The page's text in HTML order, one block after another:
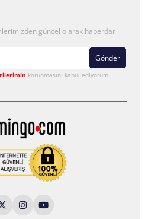
güncel olarak haberdar
Gönder
korunmasını kabul ediyorum.